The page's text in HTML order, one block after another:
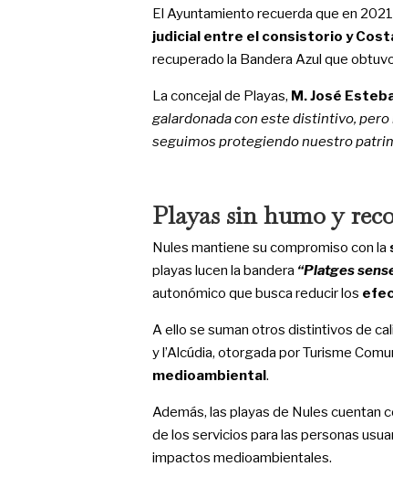
El Ayuntamiento recuerda que en
judicial entre el consistorio y
recuperado la Bandera Azul que
La concejal de Playas, M. José
galardonada con este distintivo,
seguimos protegiendo nuestro
Playas sin humo y
Nules mantiene su compromiso con la
playas lucen la bandera “Platges
autonómico que busca reducir los
A ello se suman otros distintivos de
y l’Alcúdia, otorgada por Turisme
medioambiental.
Además, las playas de Nules cuentan
de los servicios para las personas
impactos medioambientales.